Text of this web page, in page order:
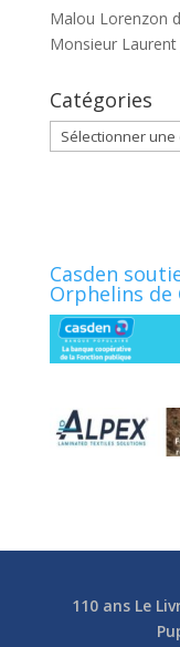
Malou Lorenzon
Monsieur
Catégories
Catégories
Casden
Orphelins de
110 ans Le